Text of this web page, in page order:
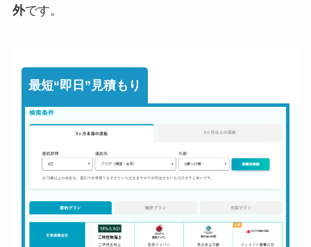
外です。
最短“即日”見積もり